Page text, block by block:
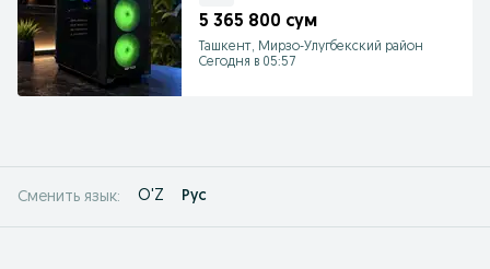
5 365 800 сум
Ташкент, Мирзо-Улугбекский район
Сегодня в 05:57
Сменить язык: O'Z Рус